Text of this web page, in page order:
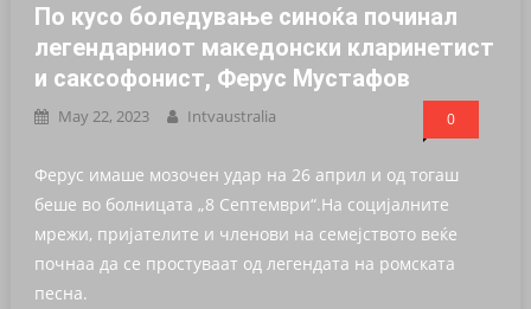
По кусо боледување синоќа починал
легендарниот македонски кларинетист
и саксофонист, Ферус Мустафов
May 22, 2023 Intvaustralia 0
Ферус имаше мозочен удар на 26 април и од тогаш
беше во болницата „8 Септември“.На социјалните
мрежи, пријателите и членови на семејството веќе
почнаа да се простуваат од легендата на ромската
песна.